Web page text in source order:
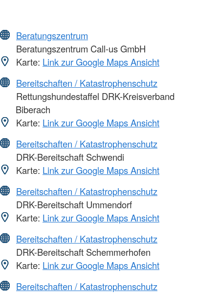
Beratungszentrum
Beratungszentrum Call-us GmbH
Karte: Link zur Google Maps Ansicht
Bereitschaften / Katastrophenschutz
Rettungshundestaffel DRK-Kreisverband
Biberach
Karte: Link zur Google Maps Ansicht
Bereitschaften / Katastrophenschutz
DRK-Bereitschaft Schwendi
Karte: Link zur Google Maps Ansicht
Bereitschaften / Katastrophenschutz
DRK-Bereitschaft Ummendorf
Karte: Link zur Google Maps Ansicht
Bereitschaften / Katastrophenschutz
DRK-Bereitschaft Schemmerhofen
Karte: Link zur Google Maps Ansicht
Bereitschaften / Katastrophenschutz